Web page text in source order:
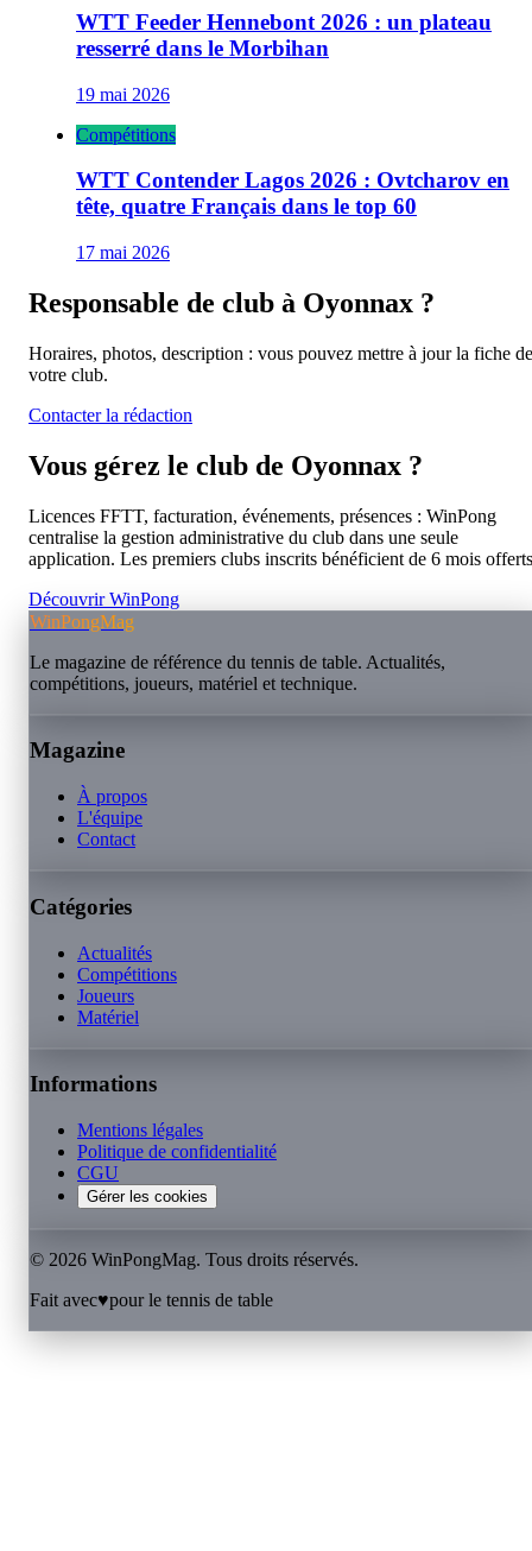
WTT Feeder Hennebont 2026 : un plateau
resserré dans le Morbihan
19 mai 2026
Compétitions
WTT Contender Lagos 2026 : Ovtcharov en
tête, quatre Français dans le top 60
17 mai 2026
Responsable de club à Oyonnax ?
Horaires, photos, description : vous pouvez mettre à jour la fiche de
votre club.
Contacter la rédaction
Vous gérez le club de Oyonnax ?
Licences FFTT, facturation, événements, présences : WinPong
centralise la gestion administrative du club dans une seule
application. Les premiers clubs inscrits bénéficient de 6 mois
Découvrir WinPong
WinPongMag
Le magazine de référence du tennis de table. Actualités,
compétitions, joueurs, matériel et technique.
Magazine
À propos
L'équipe
Contact
Catégories
Actualités
Compétitions
Joueurs
Matériel
Informations
Mentions légales
Politique de confidentialité
CGU
Gérer les cookies
© 2026 WinPongMag. Tous droits réservés.
Fait avec♥pour le tennis de table